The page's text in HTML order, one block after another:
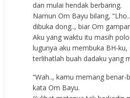
dan mulai hendak berbaring.
Namun Om Bayu bilang,
dibuka dong.., biar Om
Aku yang waktu itu masih
lugunya aku membuka BH-ku,
terlihatlah buah dadaku yang
“Wah.., kamu memang benar-
kata Om Bayu.